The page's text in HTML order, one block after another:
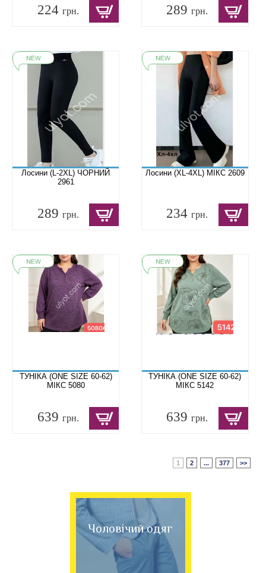
224 грн. 289грн.
Лосини (L-2XL) ЧОРНИЙ
2961
289 грн.
Лосини (XL-4XL) МІКС 2609
234грн.
ТУНІКА (ONE SIZE 60-62)
МІКС 5080
639 грн.
ТУНІКА (ONE SIZE 60-62)
МІКС 5142
639грн.
1 2 ... 377 >>
Чоловічий одяг